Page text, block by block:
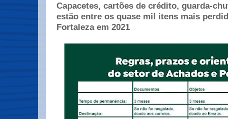
Capacetes, cartões de crédito, guarda-
estão entre os quase mil itens mais
Fortaleza em 2021